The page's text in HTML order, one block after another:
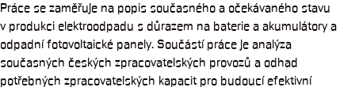
Práce se zaměřuje na popis současného a očekávaného stavu
v produkci elektroodpadu s důrazem na baterie a akumulátory a
odpadní fotovoltaické panely. Součástí práce je analýza
současných českých zpracovatelských provozů a odhad
potřebných zpracovatelských kapacit pro budoucí efektivní